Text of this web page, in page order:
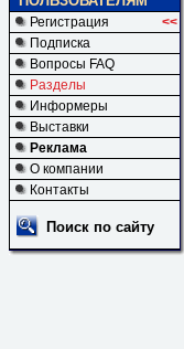
Регистрация
<<
Подписка
Вопросы FAQ
Разделы
Информеры
Выставки
Реклама
О компании
Контакты
Поиск по сайту